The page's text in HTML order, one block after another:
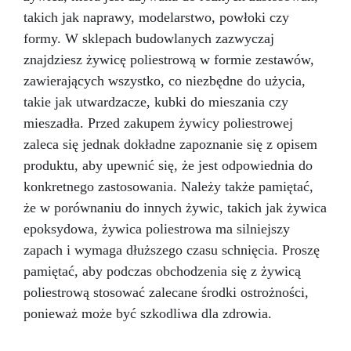
chlor? Tak, jest przeznaczony do basenów i
środowisk z chlorem.
Czy potrzebny jest
podkład przed aplikacją? Nie, wystarczy
oczyścić powierzchnię i nałożyć szpachlówkę
bezpośrednio.
Idealny dla Basenów i spa
Krawędzi wanien i pryszniców Centrów odnowy
biologicznej i hoteli Konserwatorów i
instalatorów okładzin ceramicznych
takich jak naprawy, modelarstwo, powłoki czy
formy. W sklepach budowlanych zazwyczaj
znajdziesz żywicę poliestrową w formie zestawów,
zawierających wszystko, co niezbędne do użycia,
takie jak utwardzacze, kubki do mieszania czy
mieszadła. Przed zakupem żywicy poliestrowej
zaleca się jednak dokładne zapoznanie się z opisem
produktu, aby upewnić się, że jest odpowiednia do
konkretnego zastosowania. Należy także pamiętać,
że w porównaniu do innych żywic, takich jak żywica
epoksydowa, żywica poliestrowa ma silniejszy
zapach i wymaga dłuższego czasu schnięcia. Proszę
pamiętać, aby podczas obchodzenia się z żywicą
poliestrową stosować zalecane środki ostrożności,
ponieważ może być szkodliwa dla zdrowia.